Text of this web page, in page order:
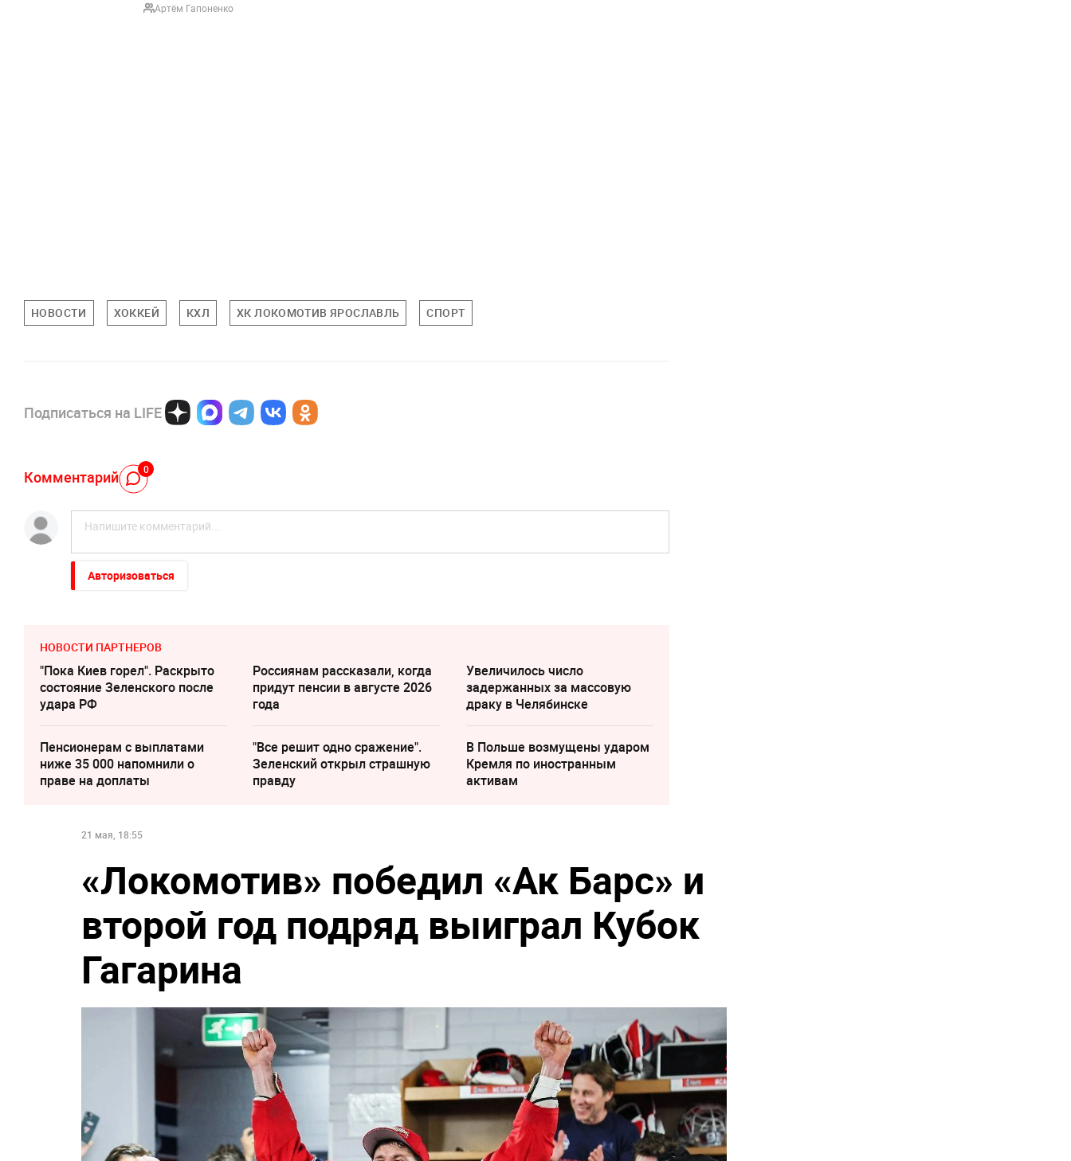
Артём Гапоненко
НОВОСТИ ХОККЕЙ КХЛ ХК ЛОКОМОТИВ ЯРОСЛАВЛЬ СПОРТ
Подписаться на LIFE
Комментарий 0
Авторизоваться
НОВОСТИ ПАРТНЕРОВ
"Пока Киев горел". Раскрыто
состояние Зеленского после
удара РФ
Россиянам рассказали, когда
придут пенсии в августе 2026
года
Увеличилось число
задержанных за массовую
драку в Челябинске
Пенсионерам с выплатами
ниже 35 000 напомнили о
праве на доплаты
"Все решит одно сражение".
Зеленский открыл страшную
правду
В Польше возмущены ударом
Кремля по иностранным
активам
21 мая, 18:55
«Локомотив» победил «Ак Барс» и
второй год подряд выиграл Кубок
Гагарина